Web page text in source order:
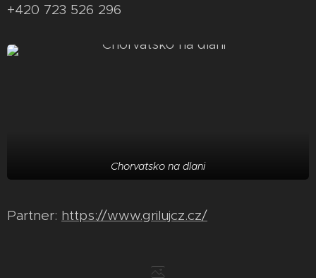
+420 723 526 296
Chorvatsko na dlani
Partner: https://www.grilujcz.cz/